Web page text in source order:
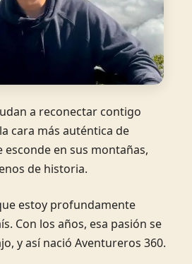
a reconectar contigo
cara más auténtica de
esconde en sus montañas,
de historia.
estoy profundamente
Con los años, esa pasión se
y así nació Aventureros 360.